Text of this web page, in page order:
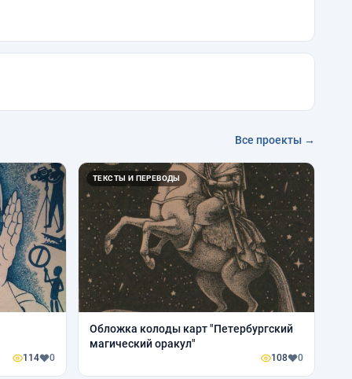
Все проекты →
114 0
ТЕКСТЫ И ПЕРЕВОДЫ
Обложка колоды карт "Петербургский
магический оракул"
108 0